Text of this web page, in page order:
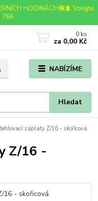
HODINÁCH🧶🧵 Volejte
766
NABÍZÍME
Hledat
0 ks
za 0,00 Kč
záplaty Z/16 - skořicová
Z/16 -